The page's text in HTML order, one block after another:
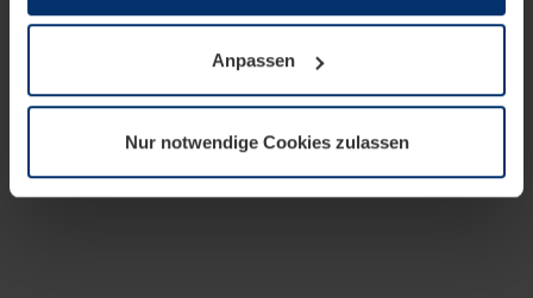
wenn diese für den Betrieb dieser Seite unbedingt
notwendig sind. Für alle anderen Cookie-Typen benötigen
wir Ihre Erlaubnis. Ihre Einwilligung können Sie jederzeit
Datenschutzerklärungunserer Website ändern oder
widerrufen.
Anpassen
Nur notwendige Cookies zulassen